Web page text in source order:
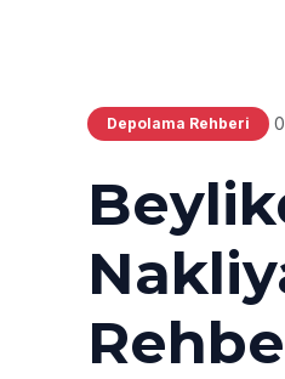
Depolama Rehberi